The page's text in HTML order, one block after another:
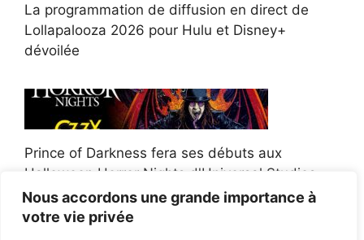
Nous accordons une grande importance à
votre vie privée
La programmation de diffusion en direct de
Lollapalooza 2026 pour Hulu et Disney+
dévoilée
Prince of Darkness fera ses débuts aux
Halloween Horror Nights d'Universal Studios